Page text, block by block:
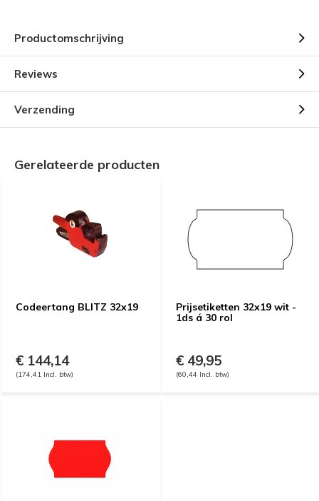
Productomschrijving
Reviews
Verzending
Gerelateerde producten
Codeertang BLITZ 32x19
€ 144,14
(174,41 Incl. btw)
Prijsetiketten 32x19 wit -
1ds á 30 rol
€ 49,95
(60,44 Incl. btw)